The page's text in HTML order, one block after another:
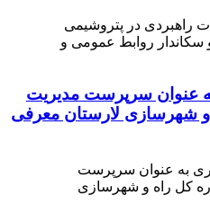
عنوان سرپرست مدیریت
و شهرسازی لارستان معرفی